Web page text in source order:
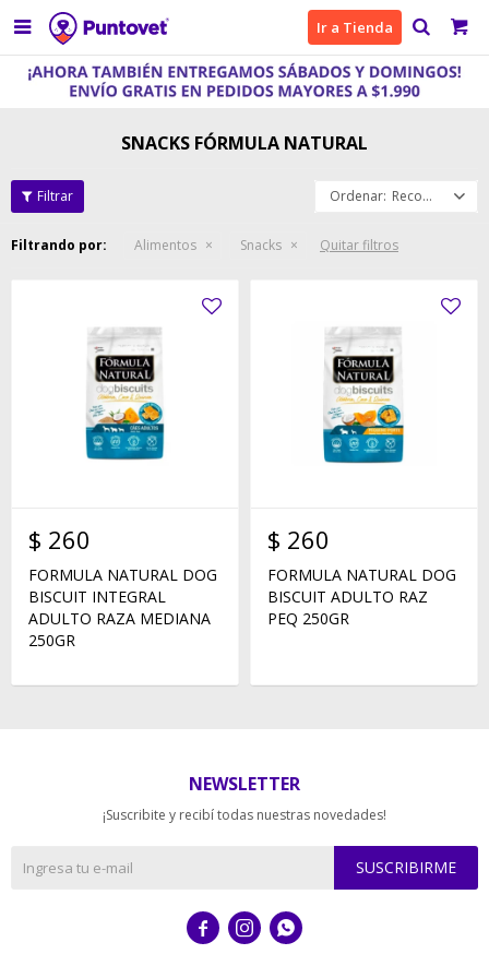
 Ir a Tienda
SNACKS FÓRMULA NATURAL
Recomendados
Filtrando por: Alimentos Snacks Quitar filtros
$ 260
FORMULA NATURAL DOG
BISCUIT INTEGRAL
ADULTO RAZA MEDIANA
250GR
$ 260
FORMULA NATURAL DOG
BISCUIT ADULTO RAZ
PEQ 250GR
NEWSLETTER
¡Suscribite y recibí todas nuestras novedades!
SUSCRIBIRME
  